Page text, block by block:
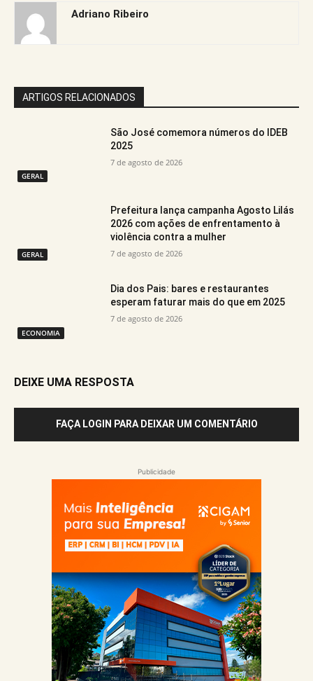
Adriano Ribeiro
ARTIGOS RELACIONADOS
GERAL
São José comemora números do IDEB
2025
7 de agosto de 2026
GERAL
Prefeitura lança campanha Agosto Lilás
2026 com ações de enfrentamento à
violência contra a mulher
7 de agosto de 2026
ECONOMIA
Dia dos Pais: bares e restaurantes
esperam faturar mais do que em 2025
7 de agosto de 2026
DEIXE UMA RESPOSTA
FAÇA LOGIN PARA DEIXAR UM COMENTÁRIO
Publicidade